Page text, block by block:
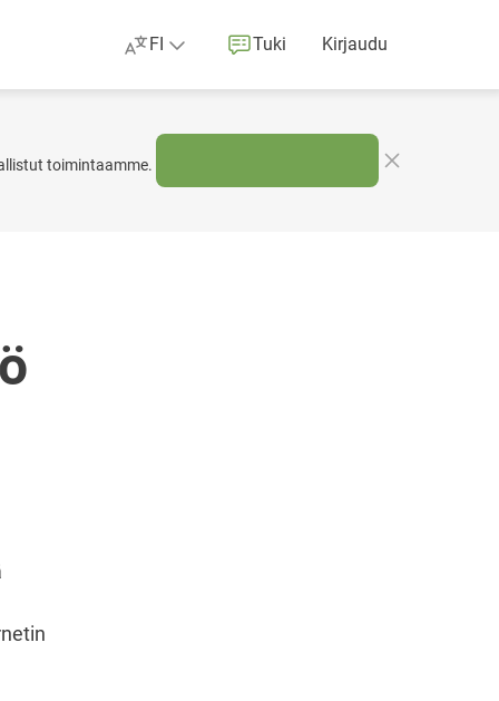
FI Tuki Kirjaudu
toimintaamme.